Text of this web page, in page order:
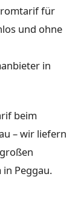
für
und ohne
in
beim
– wir liefern
Peggau.